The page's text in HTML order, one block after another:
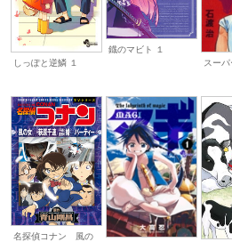
しっぽと逆鱗 １
鐡のマビト １
スー
名探偵コナン 風の